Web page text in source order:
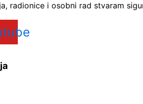
radionice i osobni rad stvaram